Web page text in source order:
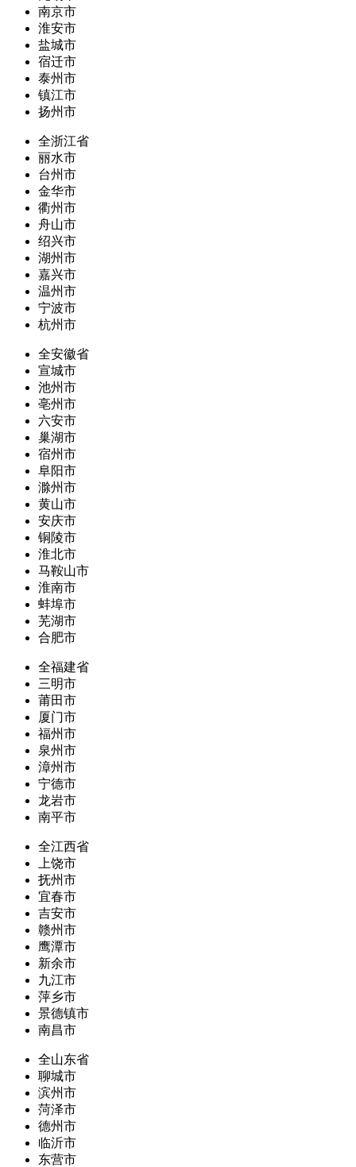
南京市
淮安市
盐城市
宿迁市
泰州市
镇江市
扬州市
全浙江省
丽水市
台州市
金华市
衢州市
舟山市
绍兴市
湖州市
嘉兴市
温州市
宁波市
杭州市
全安徽省
宣城市
池州市
亳州市
六安市
巢湖市
宿州市
阜阳市
滁州市
黄山市
安庆市
铜陵市
淮北市
马鞍山市
淮南市
蚌埠市
芜湖市
合肥市
全福建省
三明市
莆田市
厦门市
福州市
泉州市
漳州市
宁德市
龙岩市
南平市
全江西省
上饶市
抚州市
宜春市
吉安市
赣州市
鹰潭市
新余市
九江市
萍乡市
景德镇市
南昌市
全山东省
聊城市
滨州市
菏泽市
德州市
临沂市
东营市